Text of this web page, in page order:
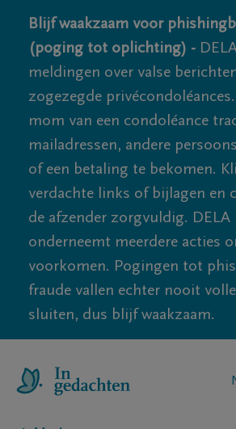
Blijf waakzaam voor
(poging tot oplichting) -
meldingen over valse
zogezegde
mom van een condoléance
mailadressen, andere
of een betaling te bekomen.
verdachte links of bijlagen en
de afzender zorgvuldig. DELA
onderneemt meerdere acties
voorkomen. Pogingen tot
fraude vallen echter nooit
sluiten, dus blijf waakzaam.